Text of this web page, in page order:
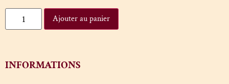
Ajouter au panier
INFORMATIONS